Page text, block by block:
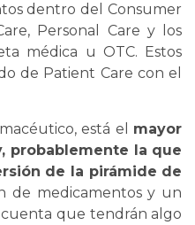
dentro del Consumer
Personal Care y los
médica u OTC. Estos
de Patient Care con el
está el mayor
probablemente la que
de la pirámide de
de medicamentos y un
que tendrán algo